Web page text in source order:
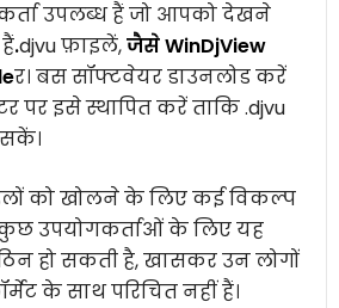
उपलब्ध हैं जो आपको देखने
.djvu फ़ाइलें,जैसे WinDjView
र। बस सॉफ्टवेयर डाउनलोड करें
पर इसे स्थापित करें ताकि .djvu
को खोलने के लिए कई विकल्प
उपयोगकर्ताओं के लिए यह
हो सकती है, खासकर उन लोगों
के साथ परिचित नहीं हैं।